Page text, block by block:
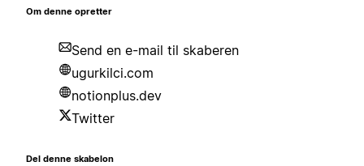
Om denne opretter
Send en e-mail til skaberen
ugurkilci.com
notionplus.dev
Twitter
Del denne skabelon